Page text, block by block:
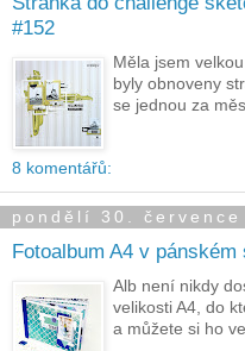
#152
Měla jsem
byly obnoveny
se jednou za
8 komentářů:
pondělí 30. července
Fotoalbum A4 v pánském
Alb není nikdy
velikosti A4, do
a můžete si ho